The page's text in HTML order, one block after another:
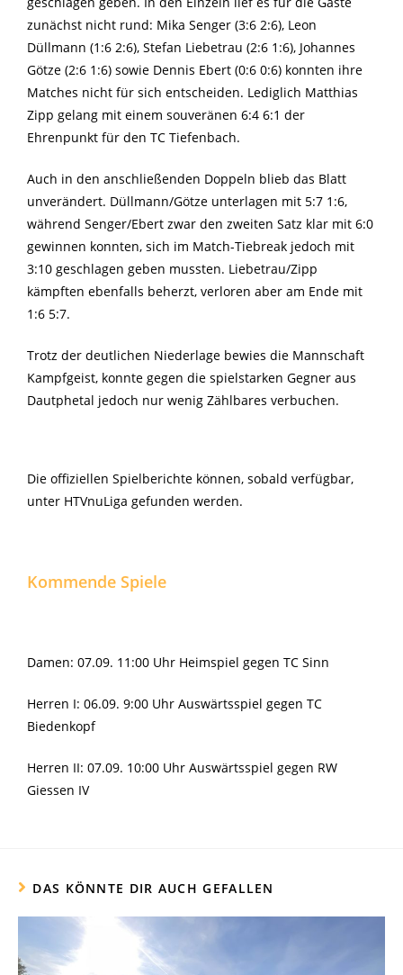
zunächst nicht rund: Mika Senger (3:6 2:6), Leon
Düllmann (1:6 2:6), Stefan Liebetrau (2:6 1:6), Johannes
Götze (2:6 1:6) sowie Dennis Ebert (0:6 0:6) konnten ihre
Matches nicht für sich entscheiden. Lediglich Matthias
Zipp gelang mit einem souveränen 6:4 6:1 der
Ehrenpunkt für den TC Tiefenbach.
Auch in den anschließenden Doppeln blieb das Blatt
unverändert. Düllmann/Götze unterlagen mit 5:7 1:6,
während Senger/Ebert zwar den zweiten Satz klar mit 6:0
gewinnen konnten, sich im Match-Tiebreak jedoch mit
3:10 geschlagen geben mussten. Liebetrau/Zipp
kämpften ebenfalls beherzt, verloren aber am Ende mit
1:6 5:7.
Trotz der deutlichen Niederlage bewies die Mannschaft
Kampfgeist, konnte gegen die spielstarken Gegner aus
Dautphetal jedoch nur wenig Zählbares verbuchen.
Die offiziellen Spielberichte können, sobald verfügbar,
unter HTVnuLiga gefunden werden.
Kommende Spiele
Damen: 07.09. 11:00 Uhr Heimspiel gegen TC Sinn
Herren I: 06.09. 9:00 Uhr Auswärtsspiel gegen TC
Biedenkopf
Herren II: 07.09. 10:00 Uhr Auswärtsspiel gegen RW
Giessen IV
DAS KÖNNTE DIR AUCH GEFALLEN